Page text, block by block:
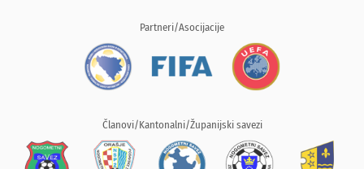
Partneri/Asocijacije
Članovi/Kantonalni/Županijski savezi